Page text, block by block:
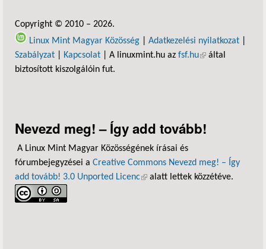
Copyright © 2010 – 2026.
Linux Mint Magyar Közösség
Adatkezelési nyilatkozat
Szabályzat
Kapcsolat | A linuxmint.hu az fsf.hu(külső hivatkozás)
által
biztosított kiszolgálóin fut.
Nevezd meg! – Így add tovább!
A Linux Mint Magyar Közösségének írásai és
fórumbejegyzései a Creative Commons Nevezd meg! – Így
add tovább! 3.0 Unported Licenc(külső hivatkozás)
alatt lettek közzétéve.